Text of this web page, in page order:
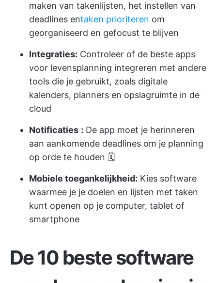
maken van takenlijsten, het instellen van
deadlines entaken prioriteren om
georganiseerd en gefocust te blijven
Integraties: Controleer of de beste apps
voor levensplanning integreren met andere
tools die je gebruikt, zoals digitale
kalenders, planners en opslagruimte in de
cloud
Notificaties : De app moet je herinneren
aan aankomende deadlines om je planning
op orde te houden 🗓️
Mobiele toegankelijkheid: Kies software
waarmee je je doelen en lijsten met taken
kunt openen op je computer, tablet of
smartphone
De 10 beste software